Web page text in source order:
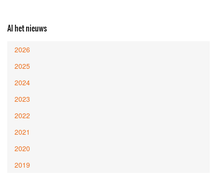
Al het nieuws
2026
2025
2024
2023
2022
2021
2020
2019